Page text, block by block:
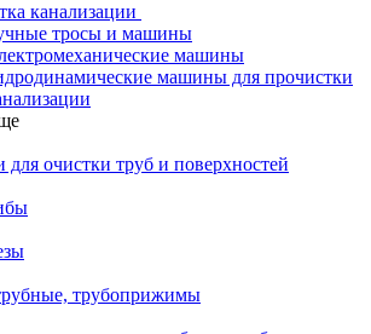
канализации
тросы и машины
машины
машины для прочистки
для очистки труб и поверхностей
трубоприжимы